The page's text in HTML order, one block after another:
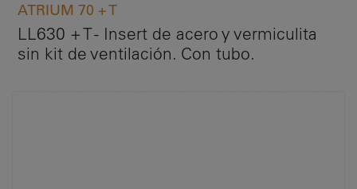
ATRIUM 70 + T
LL630 + T - Insert de acero y vermiculita
sin kit de ventilación. Con tubo.